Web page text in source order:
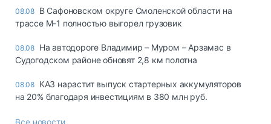
08.08 В Сафоновском округе Смоленской области на
трассе М-1 полностью выгорел грузовик
08.08 На автодороге Владимир – Муром – Арзамас в
Судогодском районе обновят 2,8 км полотна
08.08 КАЗ нарастит выпуск стартерных аккумуляторов
на 20% благодаря инвестициям в 380 млн руб.
Все новости